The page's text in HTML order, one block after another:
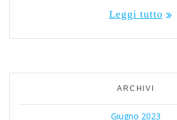
Leggi tutto
ARCHIVI
Giugno 2023